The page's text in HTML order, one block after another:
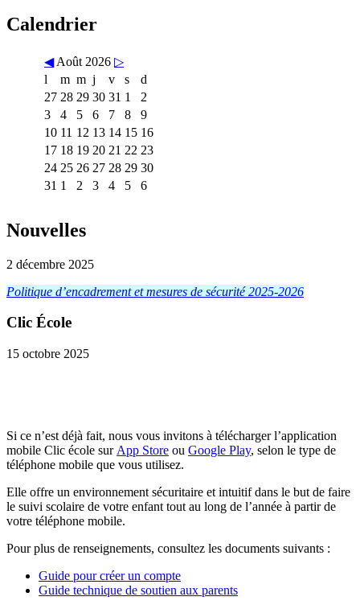
Calendrier
◀ Août 2026 ▷
l
m m j v s
d
27 28 29 30 31 1
2
3
4 5 6 7 8
9
10 11 12 13 14 15 16
17 18 19 20 21 22 23
24 25 26 27 28 29 30
31 1 2 3 4 5 6
Nouvelles
2 décembre 2025
Politique d’encadrement et mesures de sécurité 2025-2026
Clic École
15 octobre 2025
Si ce n’est déjà fait, nous vous invitons à télécharger l’application
mobile Clic école sur App Store ou Google Play, selon le type de
téléphone mobile que vous utilisez.
Elle offre un environnement sécuritaire et intuitif dans le but de faire
le suivi scolaire de votre enfant tout au long de l’année à partir de
votre téléphone mobile.
Pour plus de renseignements, consultez les documents suivants :
Guide pour créer un compte
Guide technique de soutien aux parents